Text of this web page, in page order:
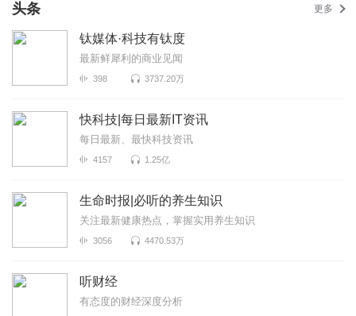
头条 更多
钛媒体·科技有钛度
最新鲜犀利的商业见闻
398 3737.20万
快科技|每日最新IT资讯
每日最新、最快科技资讯
4157 1.25亿
生命时报|必听的养生知识
关注最新健康热点，掌握实用养生知识
3056 4470.53万
听财经
有态度的财经深度分析